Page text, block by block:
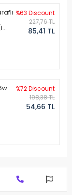
%63 Discount
227,76 TL
85,41 TL
%72 Discount
198,38 TL
54,66 TL